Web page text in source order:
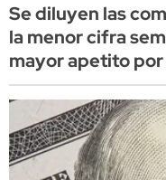
Se diluyen las
la menor cifra
mayor apetito